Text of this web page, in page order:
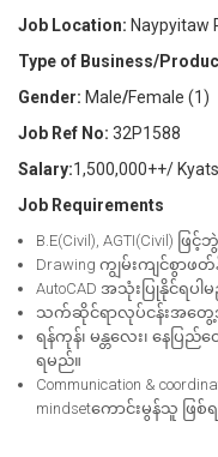
Job Location: Naypyitaw
Type of Business/
Gender: Male/Female (1)
Job Ref No: 32P1588
Salary:1,500,000++/ Kyats
Job Requirements
B.E(Civil), AGTI(Civil) ဖ
Drawing ကျွမ်းကျင်စွာဖ
AutoCAD အသုံးပြုနိုင်ရပါ
သက်ဆိုင်ရာလုပ်ငန်းအတွေ့
ရန်ကုန်၊ မန္တလေး၊ နေပြ
ရမည်။
Communication &
mindsetကောင်းမွန်သူ ဖြစ်